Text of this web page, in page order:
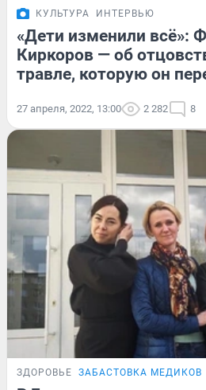
КУЛЬТУРА ИНТЕРВЬЮ
«Дети изменили всё»:
Киркоров — об
травле, которую он
27 апреля, 2022, 13:00 2 282 8
ЗДОРОВЬЕ ЗАБАСТОВКА МЕДИКОВ